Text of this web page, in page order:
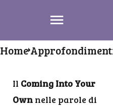
Home
Il Coming Into Your
Own nelle parole di